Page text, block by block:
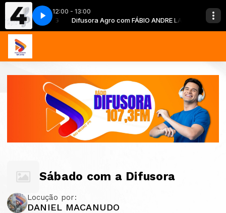
12:00 - 13:00
ANDRE LANG Difusora Agro com FÁBIO ANDRE LANG
Sábado com a Difusora
Locução por:
DANIEL MACANUDO